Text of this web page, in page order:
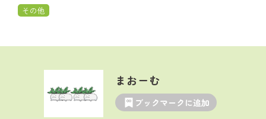
その他
まおーむ
ブックマークに追加